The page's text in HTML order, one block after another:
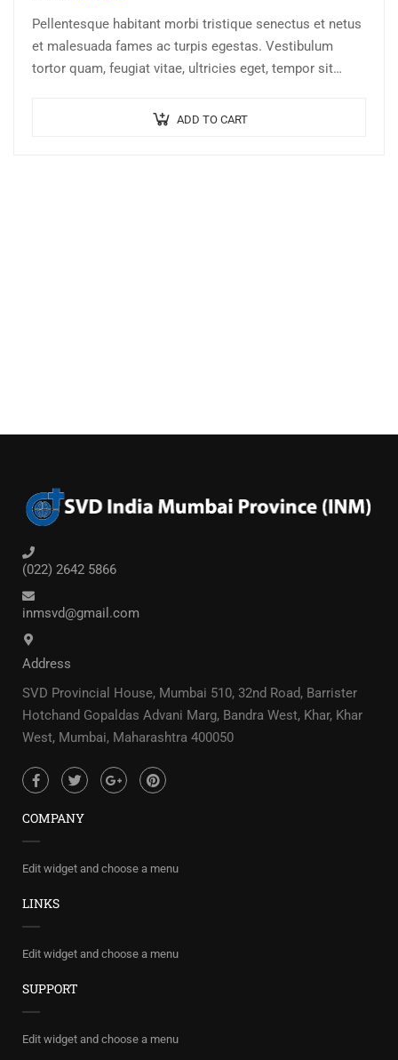
Pellentesque habitant morbi tristique senectus et netus
et malesuada fames ac turpis egestas. Vestibulum
tortor quam, feugiat vitae, ultricies eget, tempor sit
ADD TO CART
(022) 2642 5866
inmsvd@gmail.com
Address
SVD Provincial House, Mumbai 510, 32nd Road, Barrister
Hotchand Gopaldas Advani Marg, Bandra West, Khar, Khar
West, Mumbai, Maharashtra 400050
COMPANY
Edit widget and choose a menu
LINKS
Edit widget and choose a menu
SUPPORT
Edit widget and choose a menu